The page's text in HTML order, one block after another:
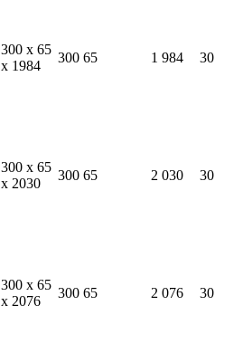
300 x 65
x 1984
300 65 1 984 30
300 x 65
x 2030
300 65 2 030 30
300 x 65
x 2076
300 65 2 076 30